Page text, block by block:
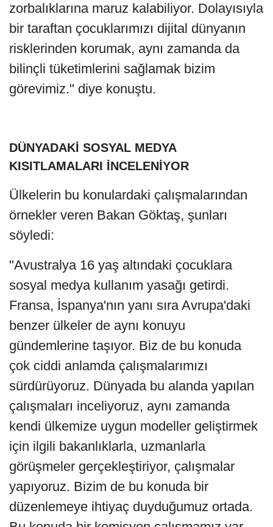
zorbalıklarına maruz kalabiliyor. Dolayısıyla
bir taraftan çocuklarımızı dijital dünyanın
risklerinden korumak, aynı zamanda da
bilinçli tüketimlerini sağlamak bizim
görevimiz." diye konuştu.
DÜNYADAKİ SOSYAL MEDYA
KISITLAMALARI İNCELENİYOR
Ülkelerin bu konulardaki çalışmalarından
örnekler veren Bakan Göktaş, şunları
söyledi:
"Avustralya 16 yaş altındaki çocuklara
sosyal medya kullanım yasağı getirdi.
Fransa, İspanya'nın yanı sıra Avrupa'daki
benzer ülkeler de aynı konuyu
gündemlerine taşıyor. Biz de bu konuda
çok ciddi anlamda çalışmalarımızı
sürdürüyoruz. Dünyada bu alanda yapılan
çalışmaları inceliyoruz, aynı zamanda
kendi ülkemize uygun modeller geliştirmek
için ilgili bakanlıklarla, uzmanlarla
görüşmeler gerçekleştiriyor, çalışmalar
yapıyoruz. Bizim de bu konuda bir
düzenlemeye ihtiyaç duyduğumuz ortada.